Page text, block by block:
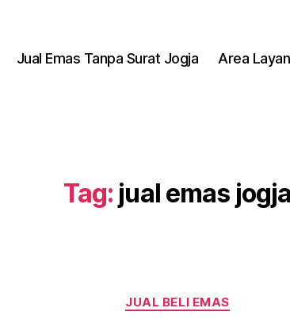
Jual Emas Tanpa Surat Jogja Area
Tag: jual emas jogja
JUAL BELI EMAS